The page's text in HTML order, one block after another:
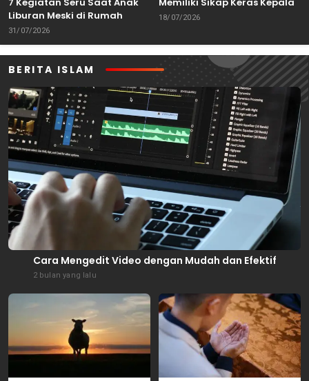
Liburan Meski di Rumah
31/07/2026
18/07/2026
BERITA ISLAM
Cara Mengedit Video dengan Mudah dan Efektif
2 bulan yang lalu